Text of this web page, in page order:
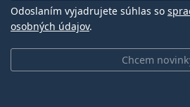
Chcem
Odoslaním vyjadrujete súhlas so
osobných údajov.